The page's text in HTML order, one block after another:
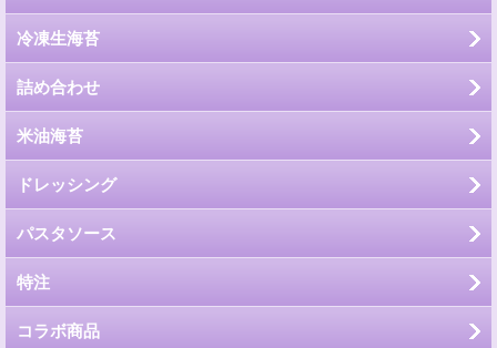
冷凍生海苔
詰め合わせ
米油海苔
ドレッシング
パスタソース
特注
コラボ商品